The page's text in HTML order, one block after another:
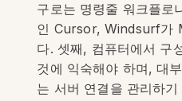
구로는 명령줄 워크플로
인 Cursor, Windsurf가
다. 셋째, 컴퓨터에서 구
것에 익숙해야 하며, 대
는 서버 연결을 관리하